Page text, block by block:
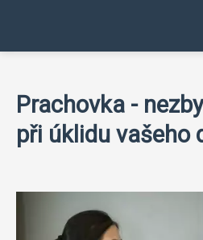
Prachovka -
při úklidu vašeho